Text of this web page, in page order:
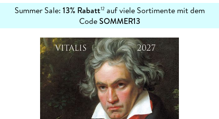
Summer Sale: 13% Rabatt12auf viele Sortimente mit dem
CodeSOMMER13
erfahren